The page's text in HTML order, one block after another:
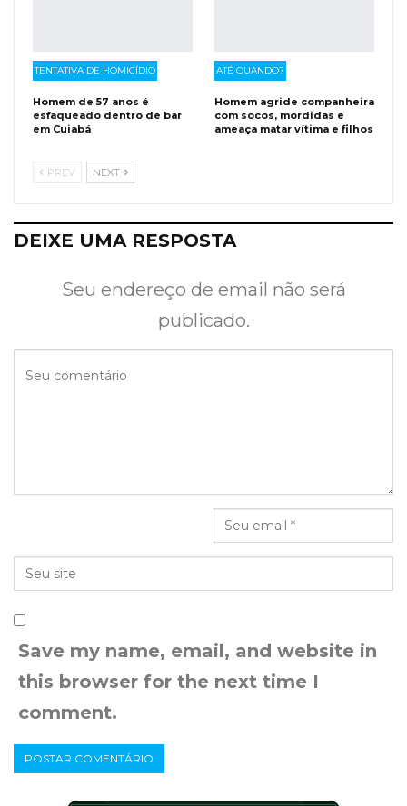
TENTATIVA DE HOMICÍDIO
Homem de 57 anos é
esfaqueado dentro de bar
em Cuiabá
ATÉ QUANDO?
Homem agride companheira
com socos, mordidas e
ameaça matar vítima e filhos
PREV NEXT
DEIXE UMA RESPOSTA
Seu endereço de email não será
publicado.
Save my name, email, and website in
this browser for the next time I
comment.